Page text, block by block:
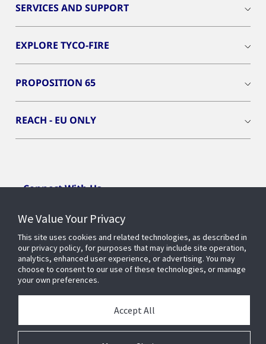
SERVICES AND SUPPORT
EXPLORE TYCO-FIRE
PROPOSITION 65
REACH - EU ONLY
Connect With Us
We Value Your Privacy
This site uses cookies and related technologies, as described in
our privacy policy, for purposes that may include site operation,
analytics, enhanced user experience, or advertising. You may
choose to consent to our use of these technologies, or manage
your own preferences.
Accept All